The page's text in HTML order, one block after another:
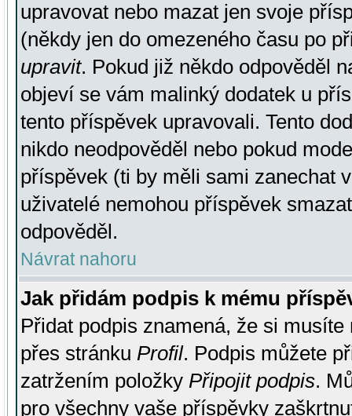
upravovat nebo mazat jen svoje
(někdy jen do omezeného času po
upravit. Pokud již někdo odpověděl
objeví se vám malinký dodatek u
tento příspěvek upravovali. Tento
nikdo neodpověděl nebo pokud
příspěvek (ti by měli sami zanechat
uživatelé nemohou příspěvek
odpověděl.
Návrat nahoru
Jak přidám podpis k mému
Přidat podpis znamená, že si
přes stránku Profil. Podpis můžete
zatržením položky Připojit podpis.
pro všechny vaše příspěvky